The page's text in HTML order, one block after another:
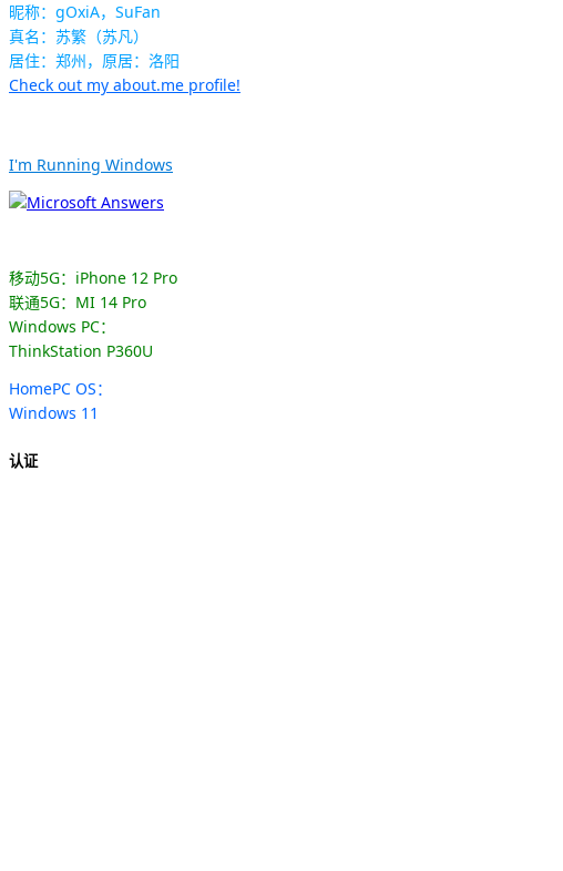
昵称：gOxiA，SuFan
真名：苏繁（苏凡）
居住：郑州，原居：洛阳
Check out my about.me profile!
I'm Running Windows
移动5G：iPhone 12 Pro
联通5G：MI 14 Pro
Windows PC：
ThinkStation P360U
HomePC OS：
Windows 11
认证